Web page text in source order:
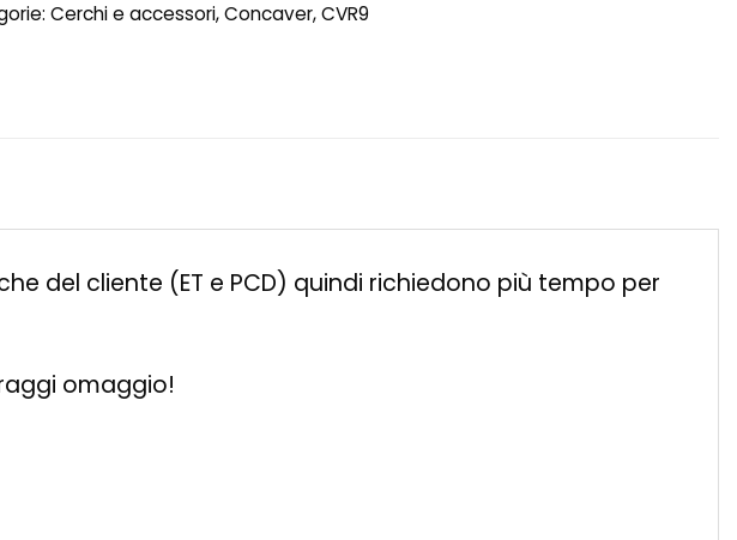
Cerchi e accessori,Concaver,CVR9
del cliente (ET e PCD) quindi richiedono più tempo per
omaggio!